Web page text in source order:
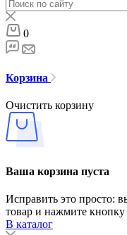
0
Корзина
Очистить корзину
Ваша корзина пуста
Исправить это просто:
товар и нажмите
В каталог